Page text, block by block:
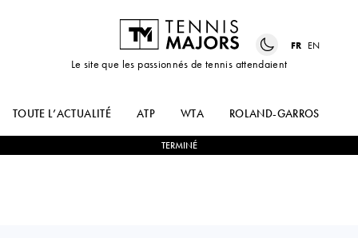
Le site que les passionnés de tennis attendaient
FR EN
TOUTE L’ACTUALITÉ ATP WTA ROLAND-GARROS
TERMINÉ